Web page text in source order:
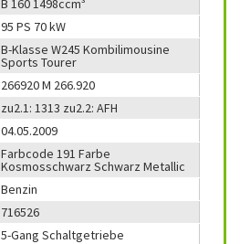
B 160 1498ccm³
95 PS 70 kW
B-Klasse W245 Kombilimousine
Sports Tourer
266920 M 266.920
zu2.1: 1313 zu2.2: AFH
04.05.2009
Farbcode 191 Farbe
Kosmosschwarz Schwarz Metallic
Benzin
716526
5-Gang Schaltgetriebe